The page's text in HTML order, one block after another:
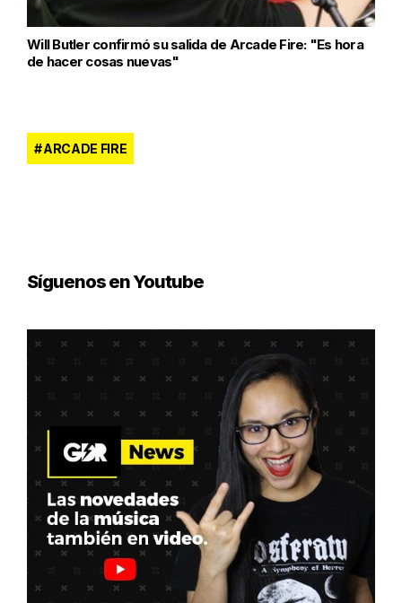
Will Butler confirmó su salida de Arcade Fire: "Es hora
de hacer cosas nuevas"
ARCADE FIRE
Síguenos en Youtube